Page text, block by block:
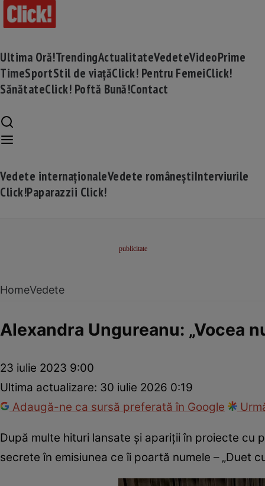
Ultima Oră!TrendingActualitateVedeteVideoPrime
TimeSportStil de viațăClick! Pentru FemeiClick!
SănătateClick! Poftă Bună!Contact
Vedete internaționaleVedete româneștiInterviurile
Click!Paparazzii Click!
HomeVedete
Alexandra Ungureanu: „Vocea
23 iulie 2023 9:00
Ultima actualizare: 30 iulie 2026 0:19
Adaugă-ne ca sursă preferată în Google
După multe hituri lansate și apariții în proiecte cu
secrete în emisiunea ce îi poartă numele – „Duet